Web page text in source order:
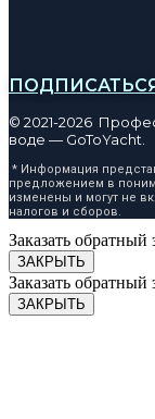
© 2021-2026
воде — GoToYacht.
* Информация
предложением в
изменены и могут не
налогов и сборов.
Заказать обратный
ЗАКРЫТЬ
Заказать обратный
ЗАКРЫТЬ